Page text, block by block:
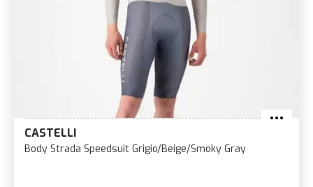
CASTELLI
Body Strada Speedsuit Grigio/Beige/Smoky Gray